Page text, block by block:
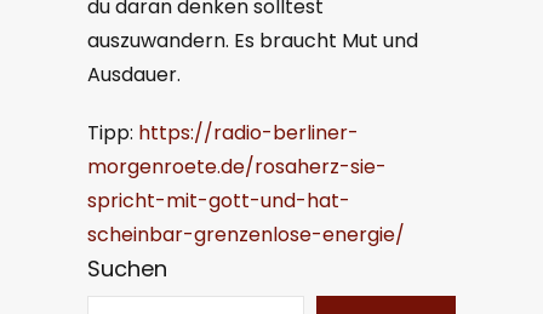
du daran denken solltest
auszuwandern. Es braucht Mut und
Ausdauer.
Tipp: https://radio-berliner-
morgenroete.de/rosaherz-sie-
spricht-mit-gott-und-hat-
scheinbar-grenzenlose-energie/
Suchen